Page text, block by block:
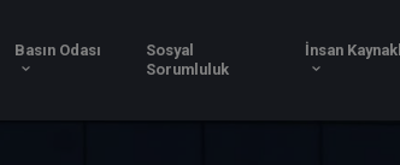
Yayınlar Basın Odası